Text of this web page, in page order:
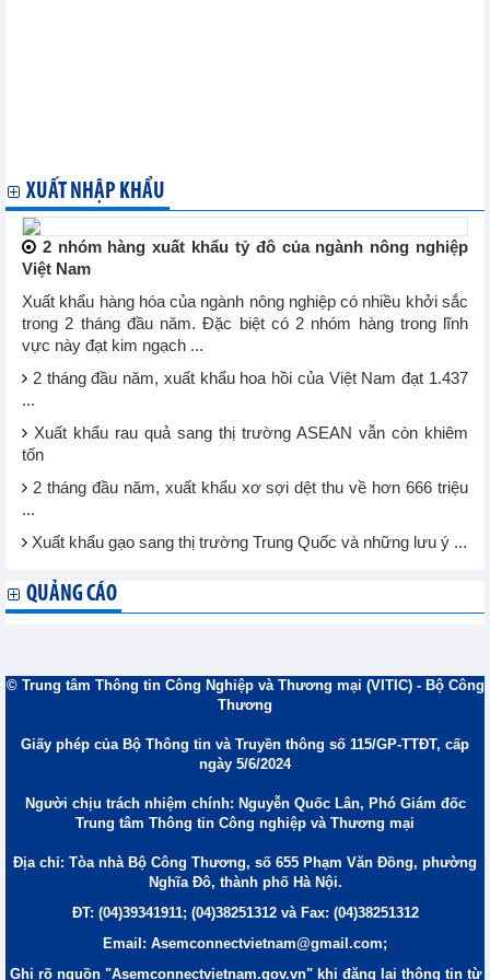
XUẤT NHẬP KHẨU
2 nhóm hàng xuất khẩu tỷ đô của ngành nông nghiệp
Việt Nam
Xuất khẩu hàng hóa của ngành nông nghiệp có nhiều khởi sắc
trong 2 tháng đầu năm. Đặc biệt có 2 nhóm hàng trong lĩnh
vực này đạt kim ngạch ...
2 tháng đầu năm, xuất khẩu hoa hồi của Việt Nam đạt 1.437
...
Xuất khẩu rau quả sang thị trường ASEAN vẫn còn khiêm
tốn
2 tháng đầu năm, xuất khẩu xơ sợi dệt thu về hơn 666 triệu
...
Xuất khẩu gạo sang thị trường Trung Quốc và những lưu ý ...
QUẢNG CÁO
© Trung tâm Thông tin Công Nghiệp và Thương mại (VITIC) - Bộ Công
Thương
Giấy phép của Bộ Thông tin và Truyền thông số 115/GP-TTĐT, cấp
ngày 5/6/2024
Người chịu trách nhiệm chính: Nguyễn Quốc Lân, Phó Giám đốc
Trung tâm Thông tin Công nghiệp và Thương mại
Địa chỉ: Tòa nhà Bộ Công Thương, số 655 Phạm Văn Đồng, phường
Nghĩa Đô, thành phố Hà Nội.
ĐT: (04)39341911; (04)38251312 và Fax: (04)38251312
Email: Asemconnectvietnam@gmail.com;
Ghi rõ nguồn "Asemconnectvietnam.gov.vn" khi đăng lại thông tin từ